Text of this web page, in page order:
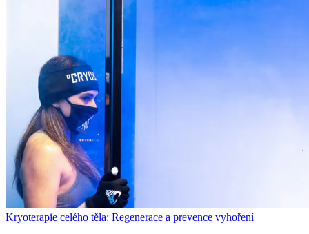
Kryoterapie celého těla: Regenerace a prevence vyhoření